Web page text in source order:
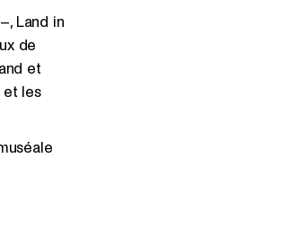
Land in
de
et
et les